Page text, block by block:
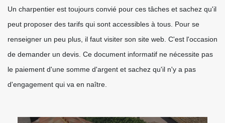
Un charpentier est toujours convié pour ces tâches et sachez qu'il
peut proposer des tarifs qui sont accessibles à tous. Pour se
renseigner un peu plus, il faut visiter son site web. C'est l'occasion
de demander un devis. Ce document informatif ne nécessite pas
le paiement d'une somme d'argent et sachez qu'il n'y a pas
d'engagement qui va en naître.